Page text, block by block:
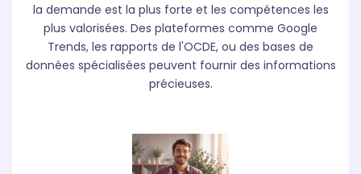
la demande est la plus forte et les compétences les
plus valorisées. Des plateformes comme Google
Trends, les rapports de l'OCDE, ou des bases de
données spécialisées peuvent fournir des informations
précieuses.